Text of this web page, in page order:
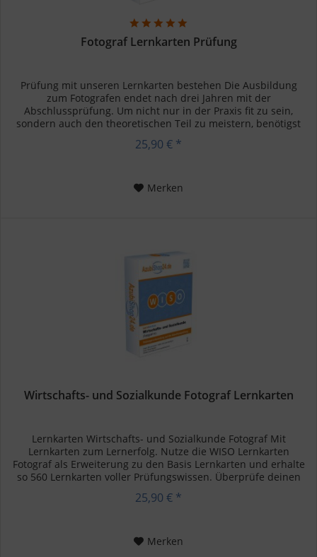
Fotograf Lernkarten Prüfung
Prüfung mit unseren Lernkarten bestehen Die Ausbildung
zum Fotografen endet nach drei Jahren mit der
Abschlussprüfung. Um nicht nur in der Praxis fit zu sein,
sondern auch den theoretischen Teil zu meistern, benötigst
du eine gute...
25,90 € *
Merken
Wirtschafts- und Sozialkunde Fotograf Lernkarten
Lernkarten Wirtschafts- und Sozialkunde Fotograf Mit
Lernkarten zum Lernerfolg. Nutze die WISO Lernkarten
Fotograf als Erweiterung zu den Basis Lernkarten und erhalte
so 560 Lernkarten voller Prüfungswissen. Überprüfe deinen
aktuellen...
25,90 € *
Merken